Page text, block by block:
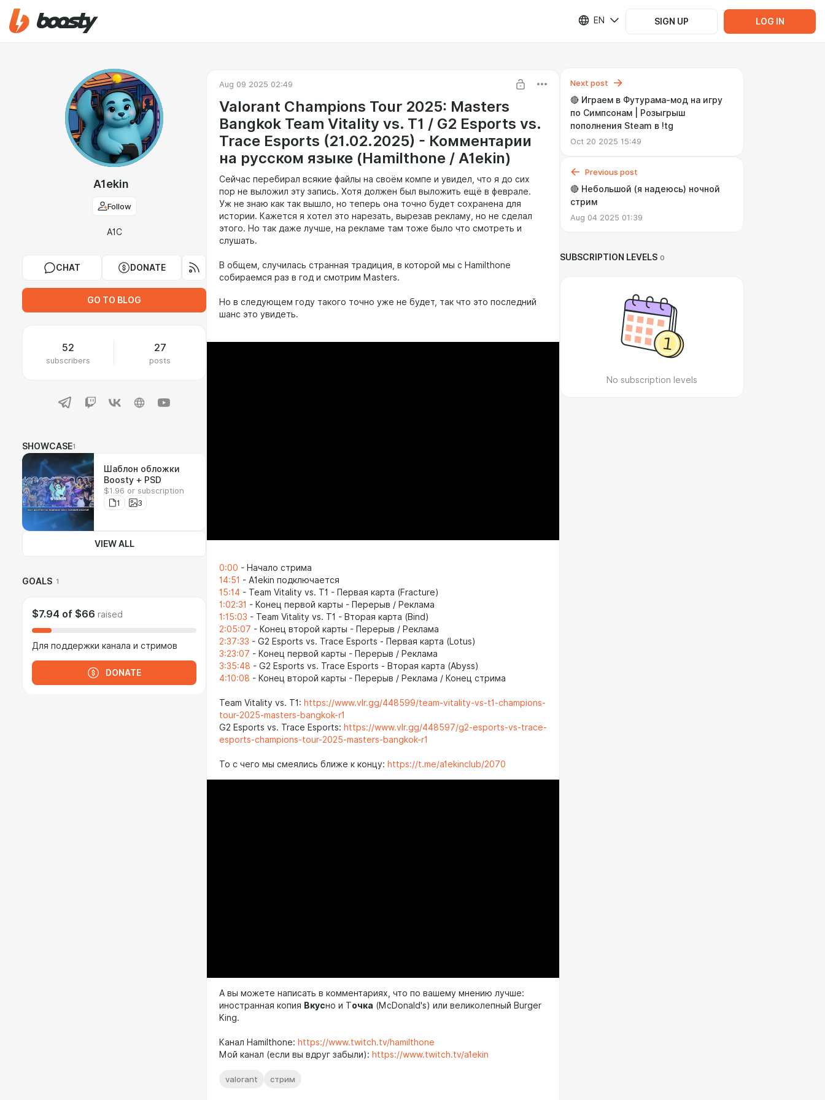
EN SIGN UP LOG IN
A1ekin
Follow
A1C
CHAT DONATE
GO TO BLOG
52
subscribers
27
posts
SHOWCASE1
Шаблон обложки
Boosty + PSD
$1.96 or subscription
1
3
VIEW ALL
GOALS 1
$7.94 of $66 raised
Для поддержки канала и стримов
DONATE
Aug 09 2025 02:49
Valorant Champions Tour 2025: Masters
Bangkok Team Vitality vs. T1 / G2 Esports vs.
Trace Esports (21.02.2025) - Комментарии
на русском языке (Hamilthone / A1ekin)
Сейчас перебирал всякие файлы на своём компе и увидел, что я до сих
пор не выложил эту запись. Хотя должен был выложить ещё в феврале.
Уж не знаю как так вышло, но теперь она точно будет сохранена для
истории. Кажется я хотел это нарезать, вырезав рекламу, но не сделал
этого. Но так даже лучше, на рекламе там тоже было что смотреть и
слушать.
В общем, случилась странная традиция, в которой мы с Hamilthone
собираемся раз в год и смотрим Masters.
Но в следующем году такого точно уже не будет, так что это последний
шанс это увидеть.
0:00 - Начало стрима
14:51 - A1ekin подключается
15:14 - Team Vitality vs. T1 - Первая карта (Fracture)
1:02:31 - Конец первой карты - Перерыв / Реклама
1:15:03 - Team Vitality vs. T1 - Вторая карта (Bind)
2:05:07 - Конец второй карты - Перерыв / Реклама
2:37:33 - G2 Esports vs. Trace Esports - Первая карта (Lotus)
3:23:07 - Конец первой карты - Перерыв / Реклама
3:35:48 - G2 Esports vs. Trace Esports - Вторая карта (Abyss)
4:10:08 - Конец второй карты - Перерыв / Реклама / Конец стрима
Team Vitality vs. T1: https://www.vlr.gg/448599/team-vitality-vs-t1-champions-
tour-2025-masters-bangkok-r1
G2 Esports vs. Trace Esports: https://www.vlr.gg/448597/g2-esports-vs-trace-
esports-champions-tour-2025-masters-bangkok-r1
То с чего мы смеялись ближе к концу: https://t.me/a1ekinclub/2070
А вы можете написать в комментариях, что по вашему мнению лучше:
иностранная копия Вкусно и Точка (McDonald's) или великолепный Burger
King.
Канал Hamilthone: https://www.twitch.tv/hamilthone
Мой канал (если вы вдруг забыли): https://www.twitch.tv/a1ekin
valorant стрим
Next post
🔴 Играем в Футурама-мод на игру
по Симпсонам | Розыгрыш
пополнения Steam в !tg
Oct 20 2025 15:49
Previous post
🔴 Небольшой (я надеюсь) ночной
стрим
Aug 04 2025 01:39
SUBSCRIPTION LEVELS 0
No subscription levels